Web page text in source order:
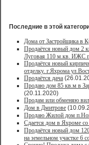
Последние в этой
Дома от Застройщика в
Продаётся новый дом 2
Луговая 110 м.кв. ИЖС
Продаётся новый
отделку. г.Яхрома
Продаётся дача
Продaю дом 85 кв.м в
(20.11.2020)
Продам или обменяю
Дом в Дмитрове
Продаю Жилой дом
Сдается дом в Яхроме
Продаётся новый дом
на земельном участке 6